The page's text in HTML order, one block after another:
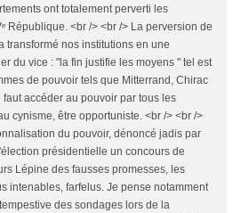
ont totalement perverti les
République. <br /> <br /> La perversion de
transformé nos institutions en une
du vice : "la fin justifie les moyens " tel est
de pouvoir tels que Mitterrand, Chirac
faut accéder au pouvoir par tous les
cynisme, être opportuniste. <br /> <br />
du pouvoir, dénoncé jadis par
présidentielle un concours de
Lépine des fausses promesses, les
intenables, farfelus. Je pense notamment
des sondages lors de la